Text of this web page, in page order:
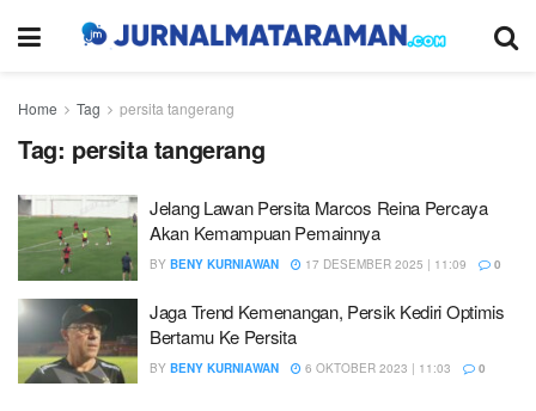
Home Tag persita tangerang
Tag: persita tangerang
Jelang Lawan Persita Marcos Reina Percaya
Akan Kemampuan Pemainnya
BY BENY KURNIAWAN 17 DESEMBER 2025 | 11:09 0
Jaga Trend Kemenangan, Persik Kediri Optimis
Bertamu Ke Persita
BY BENY KURNIAWAN 6 OKTOBER 2023 | 11:03 0